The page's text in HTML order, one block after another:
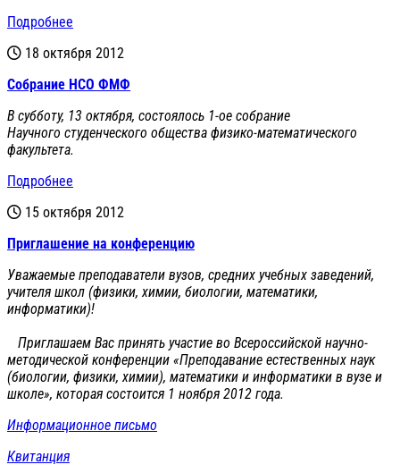
Подробнее
18 октября 2012
Собрание НСО ФМФ
В субботу, 13 октября, состоялось 1-ое собрание
Научного студенческого общества физико-математического
факультета.
Подробнее
15 октября 2012
Приглашение на конференцию
Уважаемые преподаватели вузов, средних учебных заведений,
учителя школ (физики, химии, биологии, математики,
информатики)!
Приглашаем Вас принять участие во Всероссийской научно-
методической конференции «Преподавание естественных наук
(биологии, физики, химии), математики и информатики в вузе и
школе», которая состоится 1 ноября 2012 года.
Информационное письмо
Квитанция